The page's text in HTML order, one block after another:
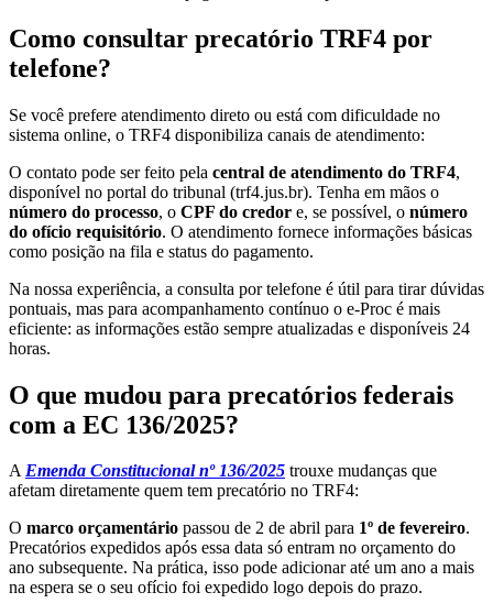
Como consultar precatório TRF4 por
telefone?
Se você prefere atendimento direto ou está com dificuldade no
sistema online, o TRF4 disponibiliza canais de atendimento:
O contato pode ser feito pela central de atendimento do TRF4,
disponível no portal do tribunal (trf4.jus.br). Tenha em mãos o
número do processo, o CPF do credor e, se possível, o número
do ofício requisitório. O atendimento fornece informações básicas
como posição na fila e status do pagamento.
Na nossa experiência, a consulta por telefone é útil para tirar dúvidas
pontuais, mas para acompanhamento contínuo o e-Proc é mais
eficiente: as informações estão sempre atualizadas e disponíveis 24
horas.
O que mudou para precatórios federais
com a EC 136/2025?
AEmenda Constitucional nº 136/2025 trouxe mudanças que
afetam diretamente quem tem precatório no TRF4:
O marco orçamentário passou de 2 de abril para 1º de fevereiro.
Precatórios expedidos após essa data só entram no orçamento do
ano subsequente. Na prática, isso pode adicionar até um ano a mais
na espera se o seu ofício foi expedido logo depois do prazo.